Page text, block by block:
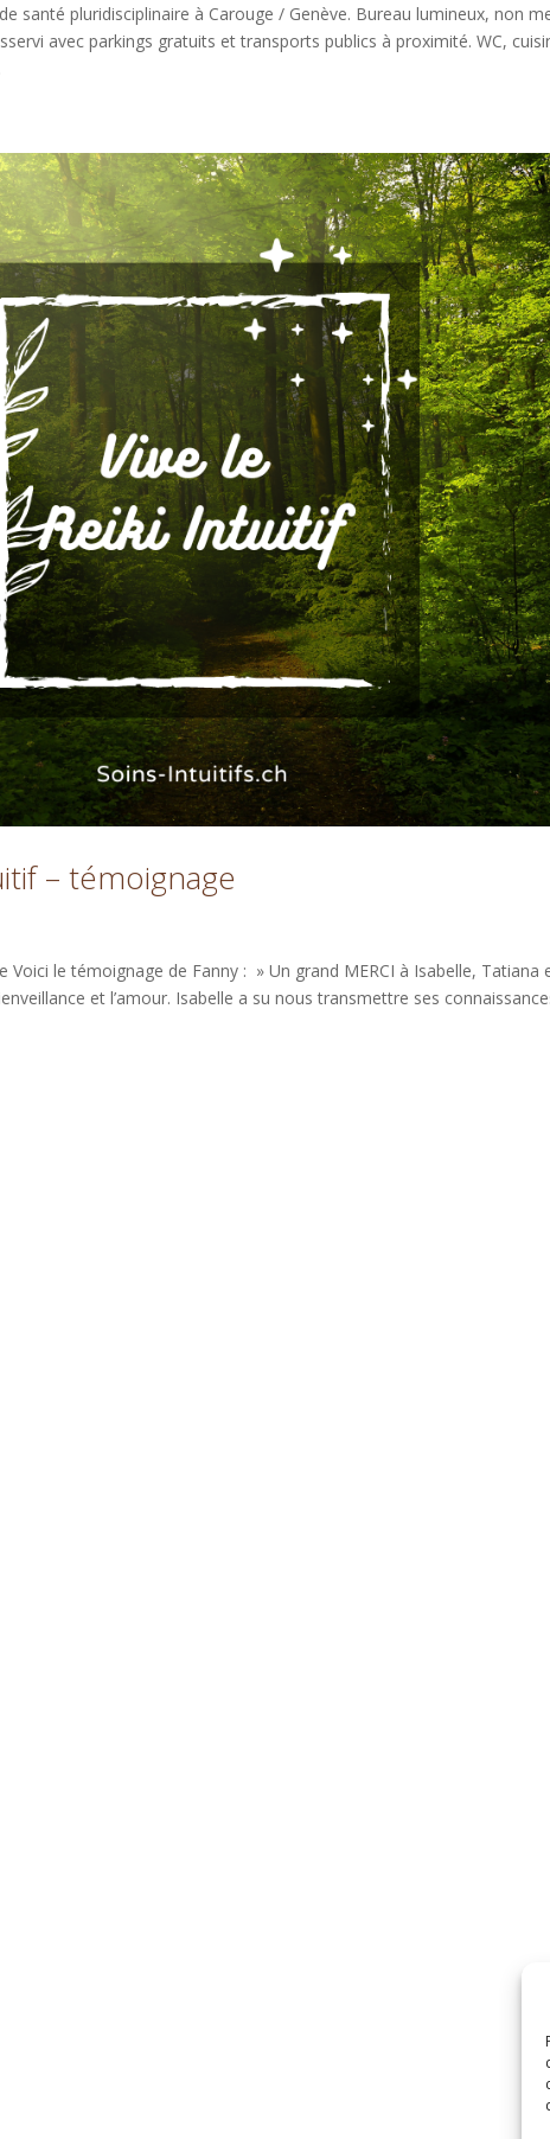
santé pluridisciplinaire à Carouge / Genève. Bureau lumineux, non
avec parkings gratuits et transports publics à proximité. WC,
– témoignage
le témoignage de Fanny : » Un grand MERCI à Isabelle, Tatiana
et l’amour. Isabelle a su nous transmettre ses